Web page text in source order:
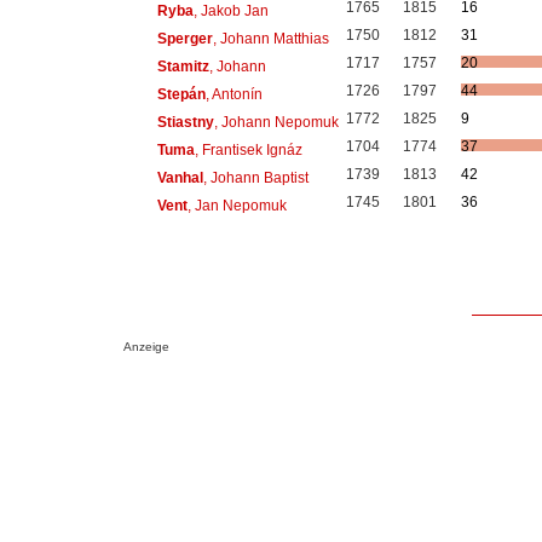
Ryba , Jakob Jan 1765 1815
16
Sperger, Johann Matthias 1750 1812
31
Stamitz, Johann 1717 1757
20
Stepán, Antonín 1726 1797
44
Stiastny, Johann Nepomuk 1772 1825
9
Tuma , Frantisek Ignáz 1704 1774
37
Vanhal, Johann Baptist 1739 1813
42
Vent, Jan Nepomuk 1745 1801 36
Anzeige